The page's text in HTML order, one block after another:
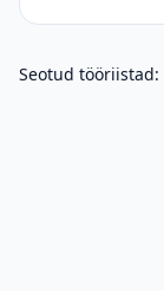
Seotud tööriistad: